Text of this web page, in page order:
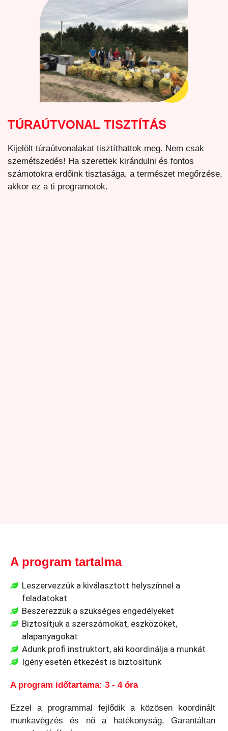
TÚRAÚTVONAL TISZTÍTÁS
Kijelölt túraútvonalakat tisztíthattok meg. Nem csak
szemétszedés! Ha szerettek kirándulni és fontos
számotokra erdőink tisztasága, a természet megőrzése,
akkor ez a ti programotok.
A program tartalma
Leszervezzük a kiválasztott helyszínnel a
feladatokat
Beszerezzük a szükséges engedélyeket
Biztosítjuk a szerszámokat, eszközöket,
alapanyagokat
Adunk profi instruktort, aki koordinálja a munkát
Igény esetén étkezést is biztosítunk
A program időtartama: 3 - 4 óra
Ezzel a programmal fejlődik a közösen koordinált
munkavégzés és nő a hatékonyság. Garantáltan